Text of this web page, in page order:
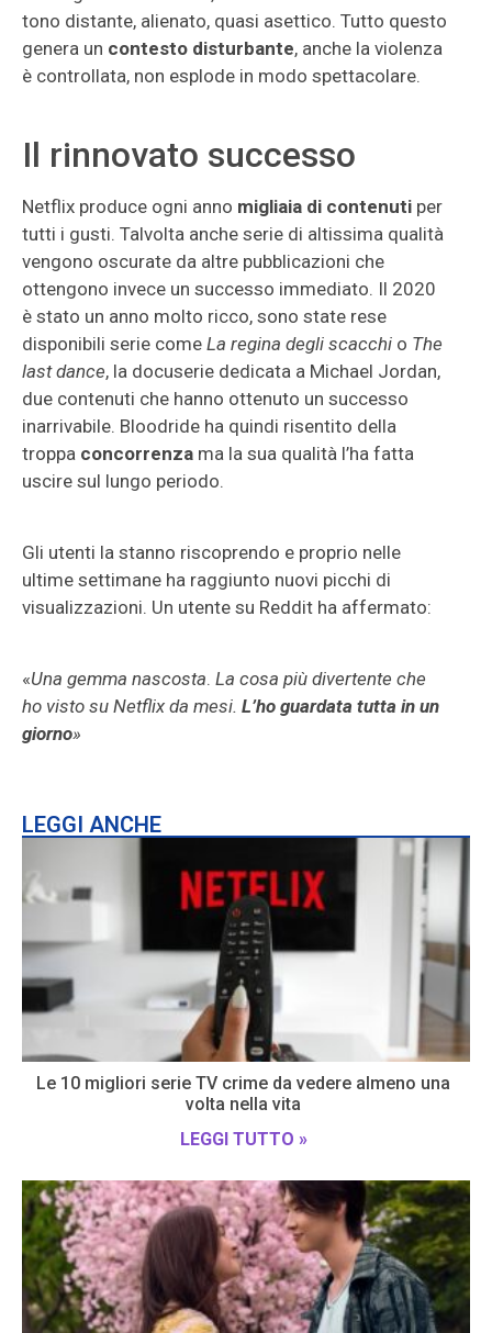
tono distante, alienato, quasi asettico. Tutto questo
genera un contesto disturbante, anche la violenza
è controllata, non esplode in modo spettacolare.
Il rinnovato successo
Netflix produce ogni anno migliaia di contenuti per
tutti i gusti. Talvolta anche serie di altissima qualità
vengono oscurate da altre pubblicazioni che
ottengono invece un successo immediato. Il 2020
è stato un anno molto ricco, sono state rese
disponibili serie come La regina degli scacchi o The
last dance, la docuserie dedicata a Michael Jordan,
due contenuti che hanno ottenuto un successo
inarrivabile. Bloodride ha quindi risentito della
troppa concorrenza ma la sua qualità l’ha fatta
uscire sul lungo periodo.
Gli utenti la stanno riscoprendo e proprio nelle
ultime settimane ha raggiunto nuovi picchi di
visualizzazioni. Un utente su Reddit ha affermato:
«Una gemma nascosta. La cosa più divertente che
ho visto su Netflix da mesi. L’ho guardata tutta in un
giorno»
LEGGI ANCHE
Le 10 migliori serie TV crime da vedere almeno una
volta nella vita
LEGGI TUTTO »